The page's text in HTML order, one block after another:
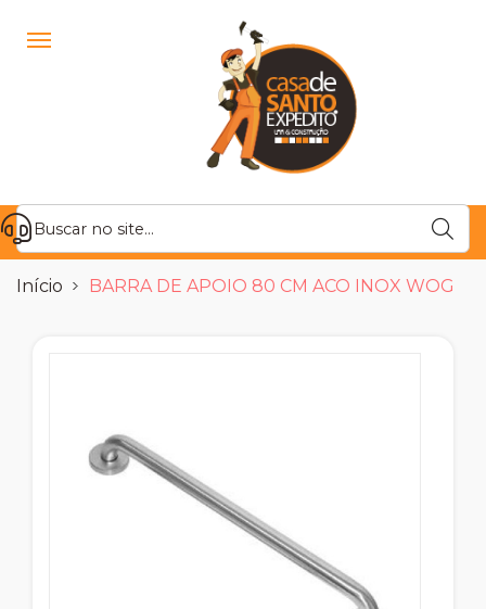
Início BARRA DE APOIO 80 CM ACO INOX WOG